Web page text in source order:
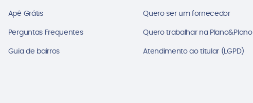
Apê Grátis
Perguntas Frequentes
Guia de bairros
Quero ser um fornecedor
Quero trabalhar na Plano&Plano
Atendimento ao titular (LGPD)